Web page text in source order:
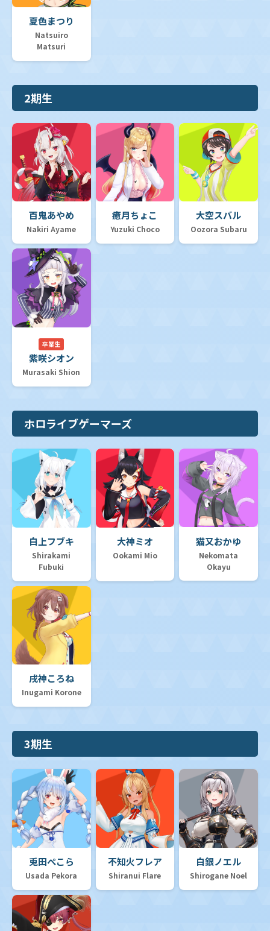
夏色まつり
Natsuiro
Matsuri
2期生
百鬼あやめ
Nakiri Ayame
癒月ちょこ
Yuzuki Choco
大空スバル
Oozora Subaru
卒業生
紫咲シオン
Murasaki Shion
ホロライブゲーマーズ
白上フブキ
Shirakami
Fubuki
大神ミオ
Ookami Mio
猫又おかゆ
Nekomata
Okayu
戌神ころね
Inugami Korone
3期生
兎田ぺこら
Usada Pekora
不知火フレア
Shiranui Flare
白銀ノエル
Shirogane Noel